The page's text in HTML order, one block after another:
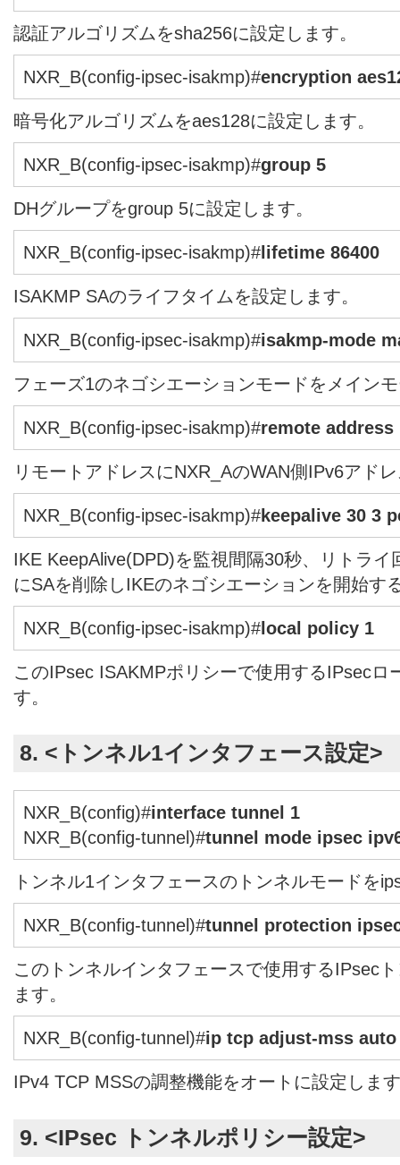
認証アルゴリズムをsha256に設定します。
NXR_B(config-ipsec-isakmp)#encryption
暗号化アルゴリズムをaes128に設定します。
NXR_B(config-ipsec-isakmp)#group 5
DHグループをgroup 5に設定します。
NXR_B(config-ipsec-isakmp)#lifetime 86400
ISAKMP SAのライフタイムを設定します。
NXR_B(config-ipsec-isakmp)#isakmp-mode
フェーズ1のネゴシエーションモードをメイン
NXR_B(config-ipsec-isakmp)#remote address
リモートアドレスにNXR_AのWAN側IPv6アド
NXR_B(config-ipsec-isakmp)#keepalive 30 3
IKE KeepAlive(DPD)を監視間隔30秒、リトライ
にSAを削除しIKEのネゴシエーションを開始す
NXR_B(config-ipsec-isakmp)#local policy 1
このIPsec ISAKMPポリシーで使用するIPsecロ
す。
8. <トンネル1インタフェース設定>
NXR_B(config)#interface tunnel 1
NXR_B(config-tunnel)#tunnel mode ipsec
トンネル1インタフェースのトンネルモードを
NXR_B(config-tunnel)#tunnel protection
このトンネルインタフェースで使用するIPsec
ます。
NXR_B(config-tunnel)#ip tcp adjust-mss auto
IPv4 TCP MSSの調整機能をオートに設定しま
9. <IPsec トンネルポリシー設定>